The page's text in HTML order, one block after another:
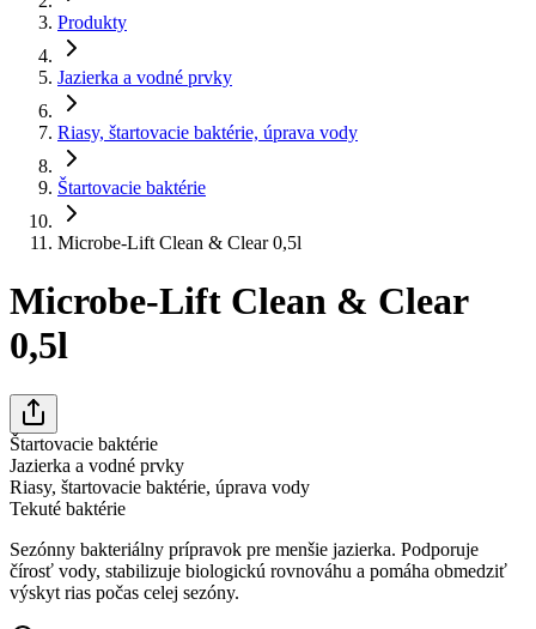
Produkty
Jazierka a vodné prvky
Riasy, štartovacie baktérie, úprava vody
Štartovacie baktérie
Microbe-Lift Clean & Clear 0,5l
Microbe-Lift Clean & Clear
0,5l
Štartovacie baktérie
Jazierka a vodné prvky
Riasy, štartovacie baktérie, úprava vody
Tekuté baktérie
Sezónny bakteriálny prípravok pre menšie jazierka. Podporuje
čírosť vody, stabilizuje biologickú rovnováhu a pomáha obmedziť
výskyt rias počas celej sezóny.